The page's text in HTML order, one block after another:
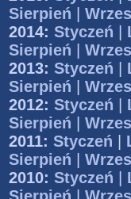
Sierpień
2014: Styczeń
Sierpień
2013: Styczeń
Sierpień
2012: Styczeń
Sierpień
2011: Styczeń
Sierpień
2010: Styczeń